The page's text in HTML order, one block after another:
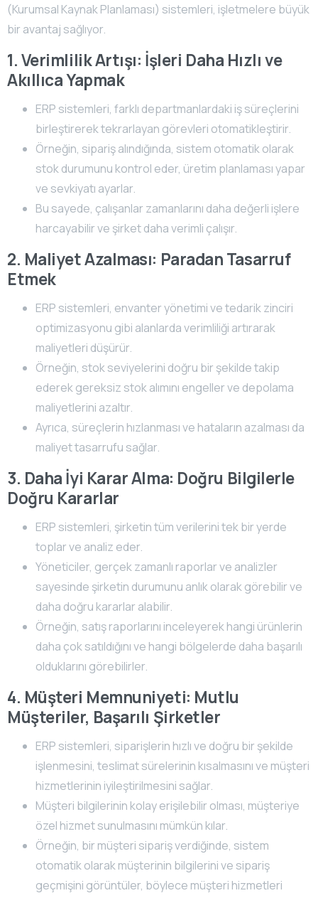
(Kurumsal Kaynak Planlaması) sistemleri, işletmelere büyük
bir avantaj sağlıyor.
1. Verimlilik Artışı: İşleri Daha Hızlı ve
Akıllıca Yapmak
ERP sistemleri, farklı departmanlardaki iş süreçlerini
birleştirerek tekrarlayan görevleri otomatikleştirir.
Örneğin, sipariş alındığında, sistem otomatik olarak
stok durumunu kontrol eder, üretim planlaması yapar
ve sevkiyatı ayarlar.
Bu sayede, çalışanlar zamanlarını daha değerli işlere
harcayabilir ve şirket daha verimli çalışır.
2. Maliyet Azalması: Paradan Tasarruf
Etmek
ERP sistemleri, envanter yönetimi ve tedarik zinciri
optimizasyonu gibi alanlarda verimliliği artırarak
maliyetleri düşürür.
Örneğin, stok seviyelerini doğru bir şekilde takip
ederek gereksiz stok alımını engeller ve depolama
maliyetlerini azaltır.
Ayrıca, süreçlerin hızlanması ve hataların azalması da
maliyet tasarrufu sağlar.
3. Daha İyi Karar Alma: Doğru Bilgilerle
Doğru Kararlar
ERP sistemleri, şirketin tüm verilerini tek bir yerde
toplar ve analiz eder.
Yöneticiler, gerçek zamanlı raporlar ve analizler
sayesinde şirketin durumunu anlık olarak görebilir ve
daha doğru kararlar alabilir.
Örneğin, satış raporlarını inceleyerek hangi ürünlerin
daha çok satıldığını ve hangi bölgelerde daha başarılı
olduklarını görebilirler.
4. Müşteri Memnuniyeti: Mutlu
Müşteriler, Başarılı Şirketler
ERP sistemleri, siparişlerin hızlı ve doğru bir şekilde
işlenmesini, teslimat sürelerinin kısalmasını ve müşteri
hizmetlerinin iyileştirilmesini sağlar.
Müşteri bilgilerinin kolay erişilebilir olması, müşteriye
özel hizmet sunulmasını mümkün kılar.
Örneğin, bir müşteri sipariş verdiğinde, sistem
otomatik olarak müşterinin bilgilerini ve sipariş
geçmişini görüntüler, böylece müşteri hizmetleri